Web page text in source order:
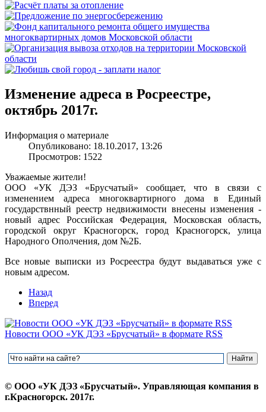
Изменение адреса в Росреестре,
октябрь 2017г.
Информация о материале
Опубликовано: 18.10.2017, 13:26
Просмотров: 1522
Уважаемые жители!
ООО «УК ДЭЗ «Брусчатый» сообщает, что в связи с
изменением адреса многоквартирного дома в Единый
государствнный реестр недвижимости внесены изменения -
новый адрес Российская Федерация, Московская область,
городской округ Красногорск, город Красногорск, улица
Народного Ополчения, дом №2Б.
Все новые выписки из Росреестра будут выдаваться уже с
новым адресом.
Назад
Вперед
Новости ООО «УК ДЭЗ «Брусчатый» в формате RSS
© ООО «УК ДЭЗ «Брусчатый». Управляющая компания в
г.Красногорск. 2017г.